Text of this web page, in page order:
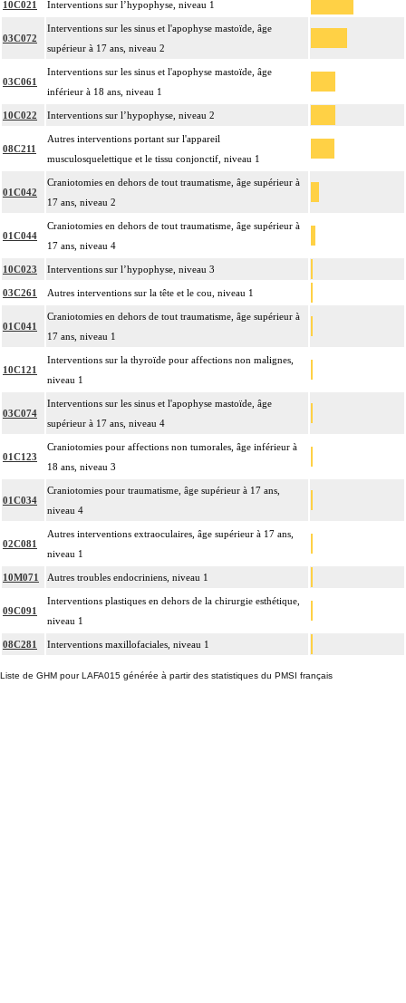
10C021 Interventions sur l’hypophyse, niveau 1
03C072
Interventions sur les sinus et l'apophyse mastoïde, âge
supérieur à 17 ans, niveau 2
03C061
Interventions sur les sinus et l'apophyse mastoïde, âge
inférieur à 18 ans, niveau 1
10C022 Interventions sur l’hypophyse, niveau 2
08C211
Autres interventions portant sur l'appareil
musculosquelettique et le tissu conjonctif, niveau 1
01C042
Craniotomies en dehors de tout traumatisme, âge supérieur à
17 ans, niveau 2
01C044
Craniotomies en dehors de tout traumatisme, âge supérieur à
17 ans, niveau 4
10C023 Interventions sur l’hypophyse, niveau 3
03C261 Autres interventions sur la tête et le cou, niveau 1
01C041
Craniotomies en dehors de tout traumatisme, âge supérieur à
17 ans, niveau 1
10C121
Interventions sur la thyroïde pour affections non malignes,
niveau 1
03C074
Interventions sur les sinus et l'apophyse mastoïde, âge
supérieur à 17 ans, niveau 4
01C123
Craniotomies pour affections non tumorales, âge inférieur à
18 ans, niveau 3
01C034
Craniotomies pour traumatisme, âge supérieur à 17 ans,
niveau 4
02C081
Autres interventions extraoculaires, âge supérieur à 17 ans,
niveau 1
10M071 Autres troubles endocriniens, niveau 1
09C091
Interventions plastiques en dehors de la chirurgie esthétique,
niveau 1
08C281 Interventions maxillofaciales, niveau 1
Liste de GHM pour LAFA015 générée à partir des statistiques du PMSI français